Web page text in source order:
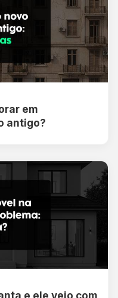
em
antigo?
e ele veio com